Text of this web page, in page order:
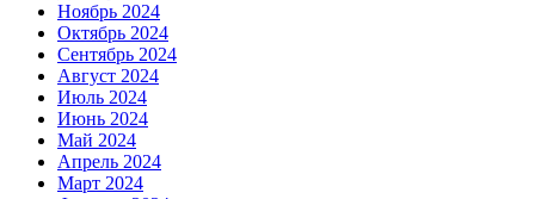
Ноябрь 2024
Октябрь 2024
Сентябрь 2024
Август 2024
Июль 2024
Июнь 2024
Май 2024
Апрель 2024
Март 2024